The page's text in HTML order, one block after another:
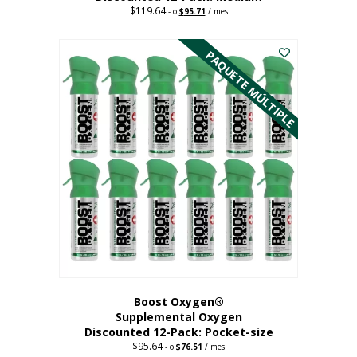
$119.64 -o Precio
$95.71 El
es:
95,71
dólares.
/ mes
tiene
múltiples
variantes.
Las
opciones
pueden
elegir
en
página
del
producto
PAQUETE MÚLTIPLE
Boost Oxygen®
Supplemental Oxygen
Discounted 12-Pack: Pocket-size
$95.64 - o Precio
$76.51 El
/ mes